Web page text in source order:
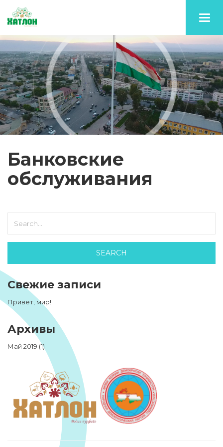
Банковские
обслуживания
Свежие записи
Привет, мир!
Архивы
Май 2019 (1)